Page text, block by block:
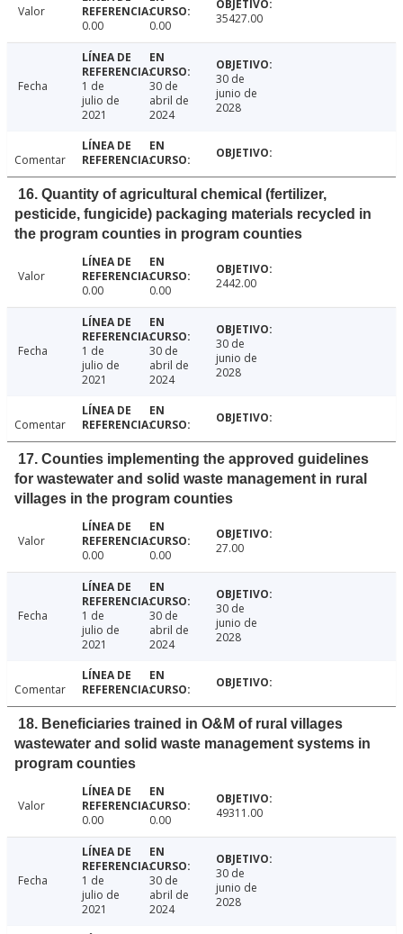
Valor
0.00
0.00 35427.00
Fecha
1 de
julio de
2021
30 de
abril de
2024
30 de
junio de
2028
Comentar
16. Quantity of agricultural chemical (fertilizer,
pesticide, fungicide) packaging materials recycled in
the program counties in program counties
Valor
0.00
0.00 2442.00
Fecha
1 de
julio de
2021
30 de
abril de
2024
30 de
junio de
2028
Comentar
17. Counties implementing the approved guidelines
for wastewater and solid waste management in rural
villages in the program counties
Valor
0.00
0.00 27.00
Fecha
1 de
julio de
2021
30 de
abril de
2024
30 de
junio de
2028
Comentar
18. Beneficiaries trained in O&M of rural villages
wastewater and solid waste management systems in
program counties
Valor
0.00
0.00 49311.00
Fecha
1 de
julio de
2021
30 de
abril de
2024
30 de
junio de
2028